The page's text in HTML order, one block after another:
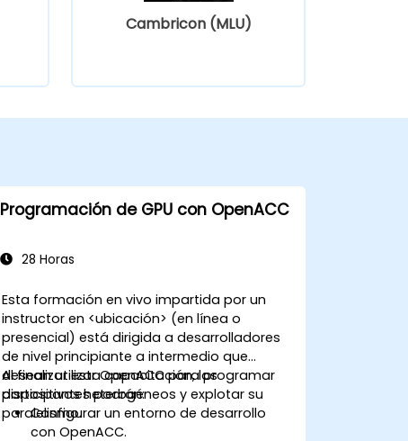
Cambricon (MLU)
Programación de GPU con OpenACC
28 Horas
Esta formación en vivo impartida por un
instructor en <ubicación> (en línea o
presencial) está dirigida a desarrolladores
de nivel principiante a intermedio que
desean utilizar OpenACC para programar
dispositivos heterogéneos y explotar su
paralelismo.
Al finalizar esta capacitación, los
participantes podrán:
Configurar un entorno de desarrollo
con OpenACC.